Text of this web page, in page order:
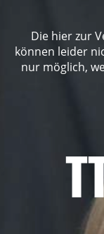
Die hier zur
können leider
nur möglich,